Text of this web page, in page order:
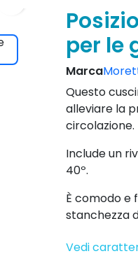
per le
Marca
Questo
alleviare la
circolazione.
Include un
40º.
È comodo e
stanchezza
Vedi